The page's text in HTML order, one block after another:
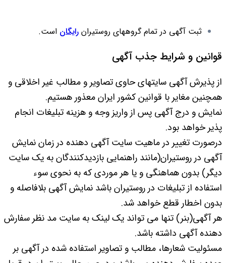
ثبت آگهی در تمام گروههای روستیران رایگان است.
قوانین و شرایط جذب آگهی
از پذیرش آگهی سایتهای حاوی تصاویر و مطالب غیر اخلاقی و
همچنین مغایر با قوانین کشور ایران معذور هستیم.
نمایش و درج آگهی پس از واریز وجه و هزینه تبلیغات انجام
پذیر خواهد بود.
درصورت تغییر در ماهیت سایت آگهی دهنده در زمان نمایش
آگهی در روستیران(مانند راهنمایی بازدیدکنندگان به یک سایت
دیگر) بدون هماهنگی و یا هر موردی که به نحوی سوء
استفاده از تبلیغات در روستیران باشد نمایش آگهی بلافاصله و
بدون اخطار قطع خواهد شد.
هر آگهی(بنر) تنها می تواند یک لینک به سایت مد نظر سفارش
دهنده آگهی داشته باشد.
مسئولیت شعارها، مطالب و تصاویر استفاده شده در آگهی بر